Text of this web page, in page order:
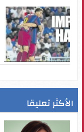
الأكثر تعليقا